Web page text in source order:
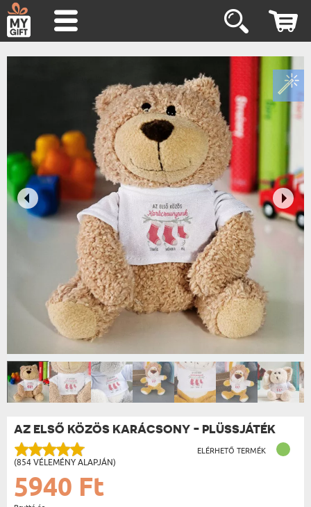
AZ ELSŐ KÖZÖS KARÁCSONY - PLÜSSJÁTÉK
(854 VÉLEMÉNY ALAPJÁN)
ELÉRHETŐ TERMÉK
5940 Ft